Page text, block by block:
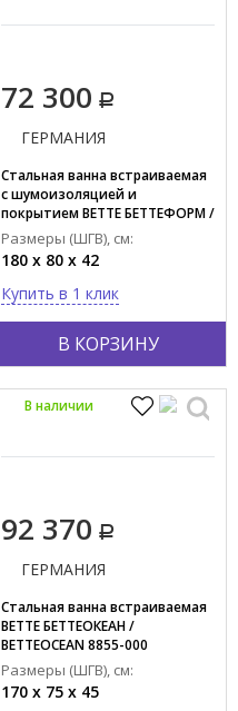
72 300
В КОРЗИНУ
ГЕРМАНИЯ
Стальная ванна встраиваемая
с шумоизоляцией и
покрытием BETTE БЕТТЕФОРМ /
BETTEFORM 2950-000 PLUS AD
Размеры (ШГВ), см:
180 x 80 x 42
Купить в 1 клик
92 370
ГЕРМАНИЯ
Стальная ванна встраиваемая
BETTE БЕТТЕОКЕАН /
BETTEOCEAN 8855-000
Размеры (ШГВ), см:
170 x 75 x 45
В наличии